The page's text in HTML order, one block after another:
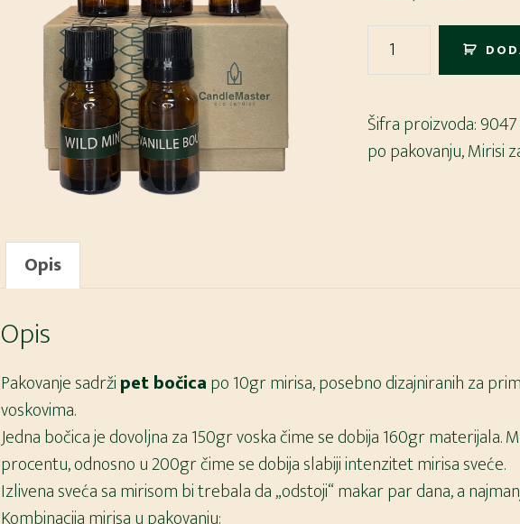
Mirisi
5
u
Šifra proizvoda:9047
po pakovanju,Mirisi
Opis
Opis
Pakovanje sadržipet bočicapo 10gr mirisa, posebno dizajniranih za
voskovima.
Jedna bočica je dovoljna za 150gr voska čime se dobija 160gr materijala.
procentu, odnosno u 200gr čime se dobija slabiji intenzitet mirisa sveće.
Izlivena sveća sa mirisom bi trebala da „odstoji“ makar par dana, a